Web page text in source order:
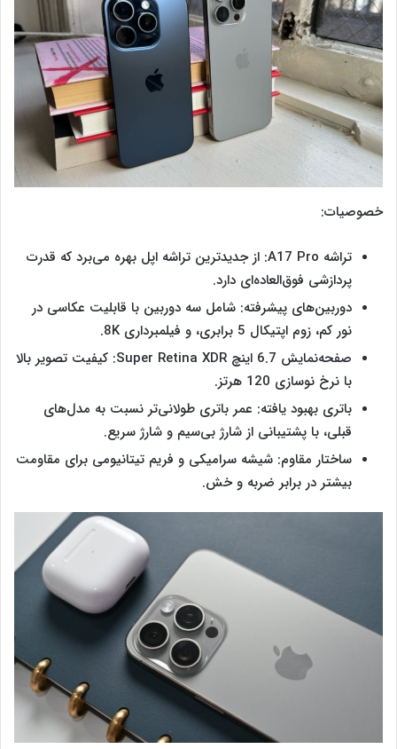
خصوصیات:
تراشه A17 Pro: از جدیدترین تراشه اپل بهره می‌برد که قدرت
پردازشی فوق‌العاده‌ای دارد.
دوربین‌های پیشرفته: شامل سه دوربین با قابلیت عکاسی در
نور کم، زوم اپتیکال 5 برابری، و فیلمبرداری 8K.
صفحه‌نمایش 6.7 اینچ Super Retina XDR: کیفیت تصویر بالا
با نرخ نوسازی 120 هرتز.
باتری بهبود یافته: عمر باتری طولانی‌تر نسبت به مدل‌های
قبلی، با پشتیبانی از شارژ بی‌سیم و شارژ سریع.
ساختار مقاوم: شیشه سرامیکی و فریم تیتانیومی برای مقاومت
بیشتر در برابر ضربه و خش​.